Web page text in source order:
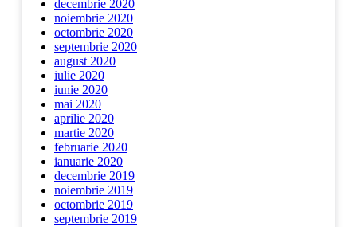
decembrie 2020
noiembrie 2020
octombrie 2020
septembrie 2020
august 2020
iulie 2020
iunie 2020
mai 2020
aprilie 2020
martie 2020
februarie 2020
ianuarie 2020
decembrie 2019
noiembrie 2019
octombrie 2019
septembrie 2019